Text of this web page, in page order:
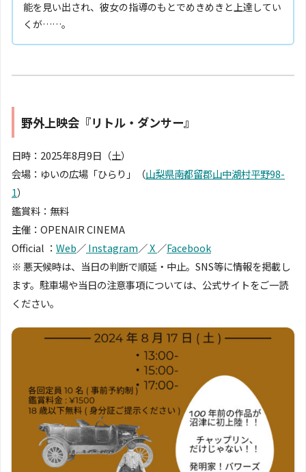
能を見い出され、彼女の指導のもとでめきめきと上達してい
くが……。
野外上映会『リトル・ダンサー』
日時：2025年8月9日（土）
会場：ゆいの広場「ひらり」（山梨県南都留郡山中湖村平野98-
1）
鑑賞料：無料
主催：OPENAIR CINEMA
Official ： Web／Instagram／X ／Facebook
※ 悪天候時は、当日の判断で順延・中止。SNS等に情報を掲載し
ます。駐車場や当日の注意事項については、公式サイトをご一読
ください。